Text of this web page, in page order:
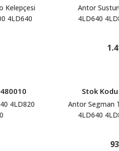
Kelepçesi
4LD640
Antor
4LD640
4LD820
Stok Kodu
Antor Segman
4LD640